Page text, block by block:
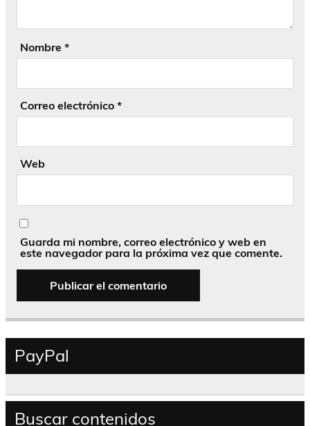
Nombre *
Correo electrónico *
Web
Guarda mi nombre, correo electrónico y web en
este navegador para la próxima vez que comente.
PayPal
Buscar contenidos